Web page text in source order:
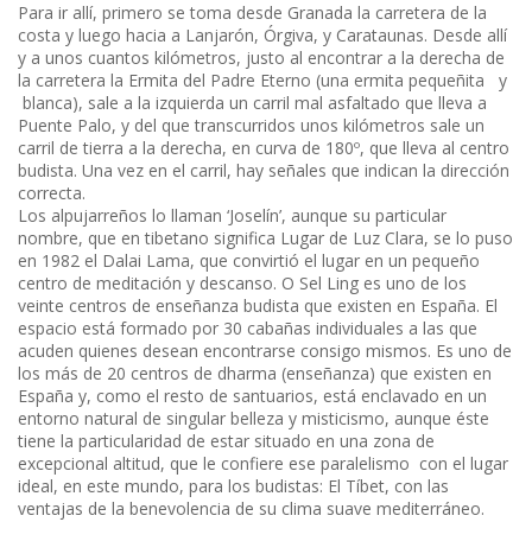
Para ir allí, primero se toma desde Granada la carretera de la
costa y luego hacia a Lanjarón, Órgiva, y Carataunas. Desde allí
y a unos cuantos kilómetros, justo al encontrar a la derecha de
la carretera la Ermita del Padre Eterno (una ermita pequeñita y
blanca), sale a la izquierda un carril mal asfaltado que lleva a
Puente Palo, y del que transcurridos unos kilómetros sale un
carril de tierra a la derecha, en curva de 180º, que lleva al centro
budista. Una vez en el carril, hay señales que indican la dirección
correcta.
Los alpujarreños lo llaman ‘Joselín’, aunque su particular
nombre, que en tibetano significa Lugar de Luz Clara, se lo puso
en 1982 el Dalai Lama, que convirtió el lugar en un pequeño
centro de meditación y descanso. O Sel Ling es uno de los
veinte centros de enseñanza budista que existen en España. El
espacio está formado por 30 cabañas individuales a las que
acuden quienes desean encontrarse consigo mismos. Es uno de
los más de 20 centros de dharma (enseñanza) que existen en
España y, como el resto de santuarios, está enclavado en un
entorno natural de singular belleza y misticismo, aunque éste
tiene la particularidad de estar situado en una zona de
excepcional altitud, que le confiere ese paralelismo con el lugar
ideal, en este mundo, para los budistas: El Tíbet, con las
ventajas de la benevolencia de su clima suave mediterráneo.